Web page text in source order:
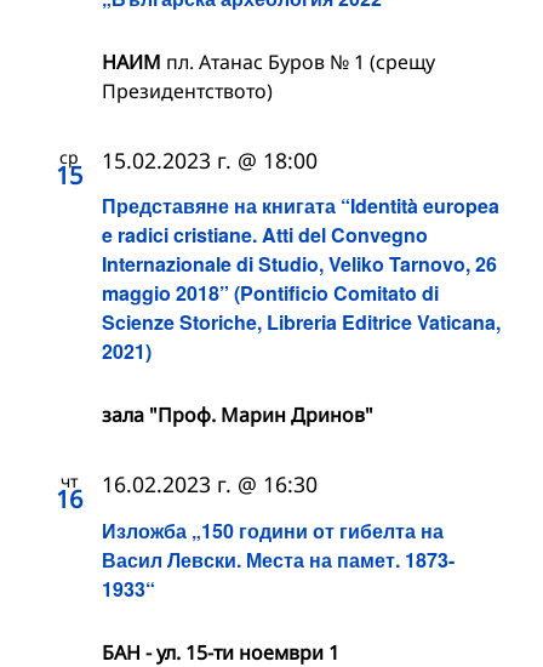
НАИМ пл. Атанас Буров № 1 (срещу
Президентството)
ср
15
Представяне на книгата “Identità europea
e radici cristiane. Atti del Convegno
Internazionale di Studio, Veliko Tarnovo, 26
maggio 2018” (Pontificio Comitato di
Scienze Storiche, Libreria Editrice Vaticana,
2021)
15.02.2023 г. @ 18:00
зала "Проф. Марин Дринов"
чт
16
Изложба „150 години от гибелта на
Васил Левски. Места на памет. 1873-
1933“
16.02.2023 г. @ 16:30
БАН - ул. 15-ти ноември 1